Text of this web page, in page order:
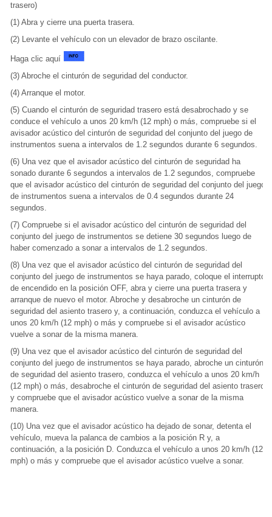
trasero)
(1) Abra y cierre una puerta trasera.
(2) Levante el vehículo con un elevador de brazo oscilante.
Haga clic aquí
(3) Abroche el cinturón de seguridad del conductor.
(4) Arranque el motor.
(5) Cuando el cinturón de seguridad trasero está desabrochado y se
conduce el vehículo a unos 20 km/h (12 mph) o más, compruebe si el
avisador acústico del cinturón de seguridad del conjunto del juego de
instrumentos suena a intervalos de 1.2 segundos durante 6 segundos.
(6) Una vez que el avisador acústico del cinturón de seguridad ha
sonado durante 6 segundos a intervalos de 1.2 segundos, compruebe
que el avisador acústico del cinturón de seguridad del conjunto del juego
de instrumentos suena a intervalos de 0.4 segundos durante 24
segundos.
(7) Compruebe si el avisador acústico del cinturón de seguridad del
conjunto del juego de instrumentos se detiene 30 segundos luego de
haber comenzado a sonar a intervalos de 1.2 segundos.
(8) Una vez que el avisador acústico del cinturón de seguridad del
conjunto del juego de instrumentos se haya parado, coloque el interruptor
de encendido en la posición OFF, abra y cierre una puerta trasera y
arranque de nuevo el motor. Abroche y desabroche un cinturón de
seguridad del asiento trasero y, a continuación, conduzca el vehículo a
unos 20 km/h (12 mph) o más y compruebe si el avisador acústico
vuelve a sonar de la misma manera.
(9) Una vez que el avisador acústico del cinturón de seguridad del
conjunto del juego de instrumentos se haya parado, abroche un cinturón
de seguridad del asiento trasero, conduzca el vehículo a unos 20 km/h
(12 mph) o más, desabroche el cinturón de seguridad del asiento trasero
y compruebe que el avisador acústico vuelve a sonar de la misma
manera.
(10) Una vez que el avisador acústico ha dejado de sonar, detenta el
vehículo, mueva la palanca de cambios a la posición R y, a
continuación, a la posición D. Conduzca el vehículo a unos 20 km/h (12
mph) o más y compruebe que el avisador acústico vuelve a sonar.